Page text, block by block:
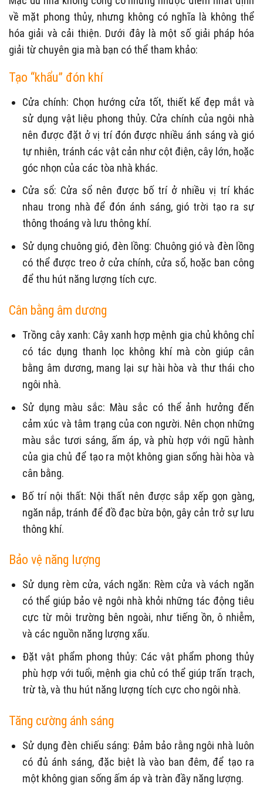
về mặt phong thủy, nhưng không có nghĩa là không thể
hóa giải và cải thiện. Dưới đây là một số giải pháp hóa
giải từ chuyên gia mà bạn có thể tham khảo:
Tạo “khẩu” đón khí
Cửa chính: Chọn hướng cửa tốt, thiết kế đẹp mắt và
sử dụng vật liệu phong thủy. Cửa chính của ngôi nhà
nên được đặt ở vị trí đón được nhiều ánh sáng và gió
tự nhiên, tránh các vật cản như cột điện, cây lớn, hoặc
góc nhọn của các tòa nhà khác.
Cửa sổ: Cửa sổ nên được bố trí ở nhiều vị trí khác
nhau trong nhà để đón ánh sáng, gió trời tạo ra sự
thông thoáng và lưu thông khí.
Sử dụng chuông gió, đèn lồng: Chuông gió và đèn lồng
có thể được treo ở cửa chính, cửa sổ, hoặc ban công
để thu hút năng lượng tích cực.
Cân bằng âm dương
Trồng cây xanh: Cây xanh hợp mệnh gia chủ không chỉ
có tác dụng thanh lọc không khí mà còn giúp cân
bằng âm dương, mang lại sự hài hòa và thư thái cho
ngôi nhà.
Sử dụng màu sắc: Màu sắc có thể ảnh hưởng đến
cảm xúc và tâm trạng của con người. Nên chọn những
màu sắc tươi sáng, ấm áp, và phù hợp với ngũ hành
của gia chủ để tạo ra một không gian sống hài hòa và
cân bằng.
Bố trí nội thất: Nội thất nên được sắp xếp gọn gàng,
ngăn nắp, tránh để đồ đạc bừa bộn, gây cản trở sự lưu
thông khí.
Bảo vệ năng lượng
Sử dụng rèm cửa, vách ngăn: Rèm cửa và vách ngăn
có thể giúp bảo vệ ngôi nhà khỏi những tác động tiêu
cực từ môi trường bên ngoài, như tiếng ồn, ô nhiễm,
và các nguồn năng lượng xấu.
Đặt vật phẩm phong thủy: Các vật phẩm phong thủy
phù hợp với tuổi, mệnh gia chủ có thể giúp trấn trạch,
trừ tà, và thu hút năng lượng tích cực cho ngôi nhà.
Tăng cường ánh sáng
Sử dụng đèn chiếu sáng: Đảm bảo rằng ngôi nhà luôn
có đủ ánh sáng, đặc biệt là vào ban đêm, để tạo ra
một không gian sống ấm áp và tràn đầy năng lượng.